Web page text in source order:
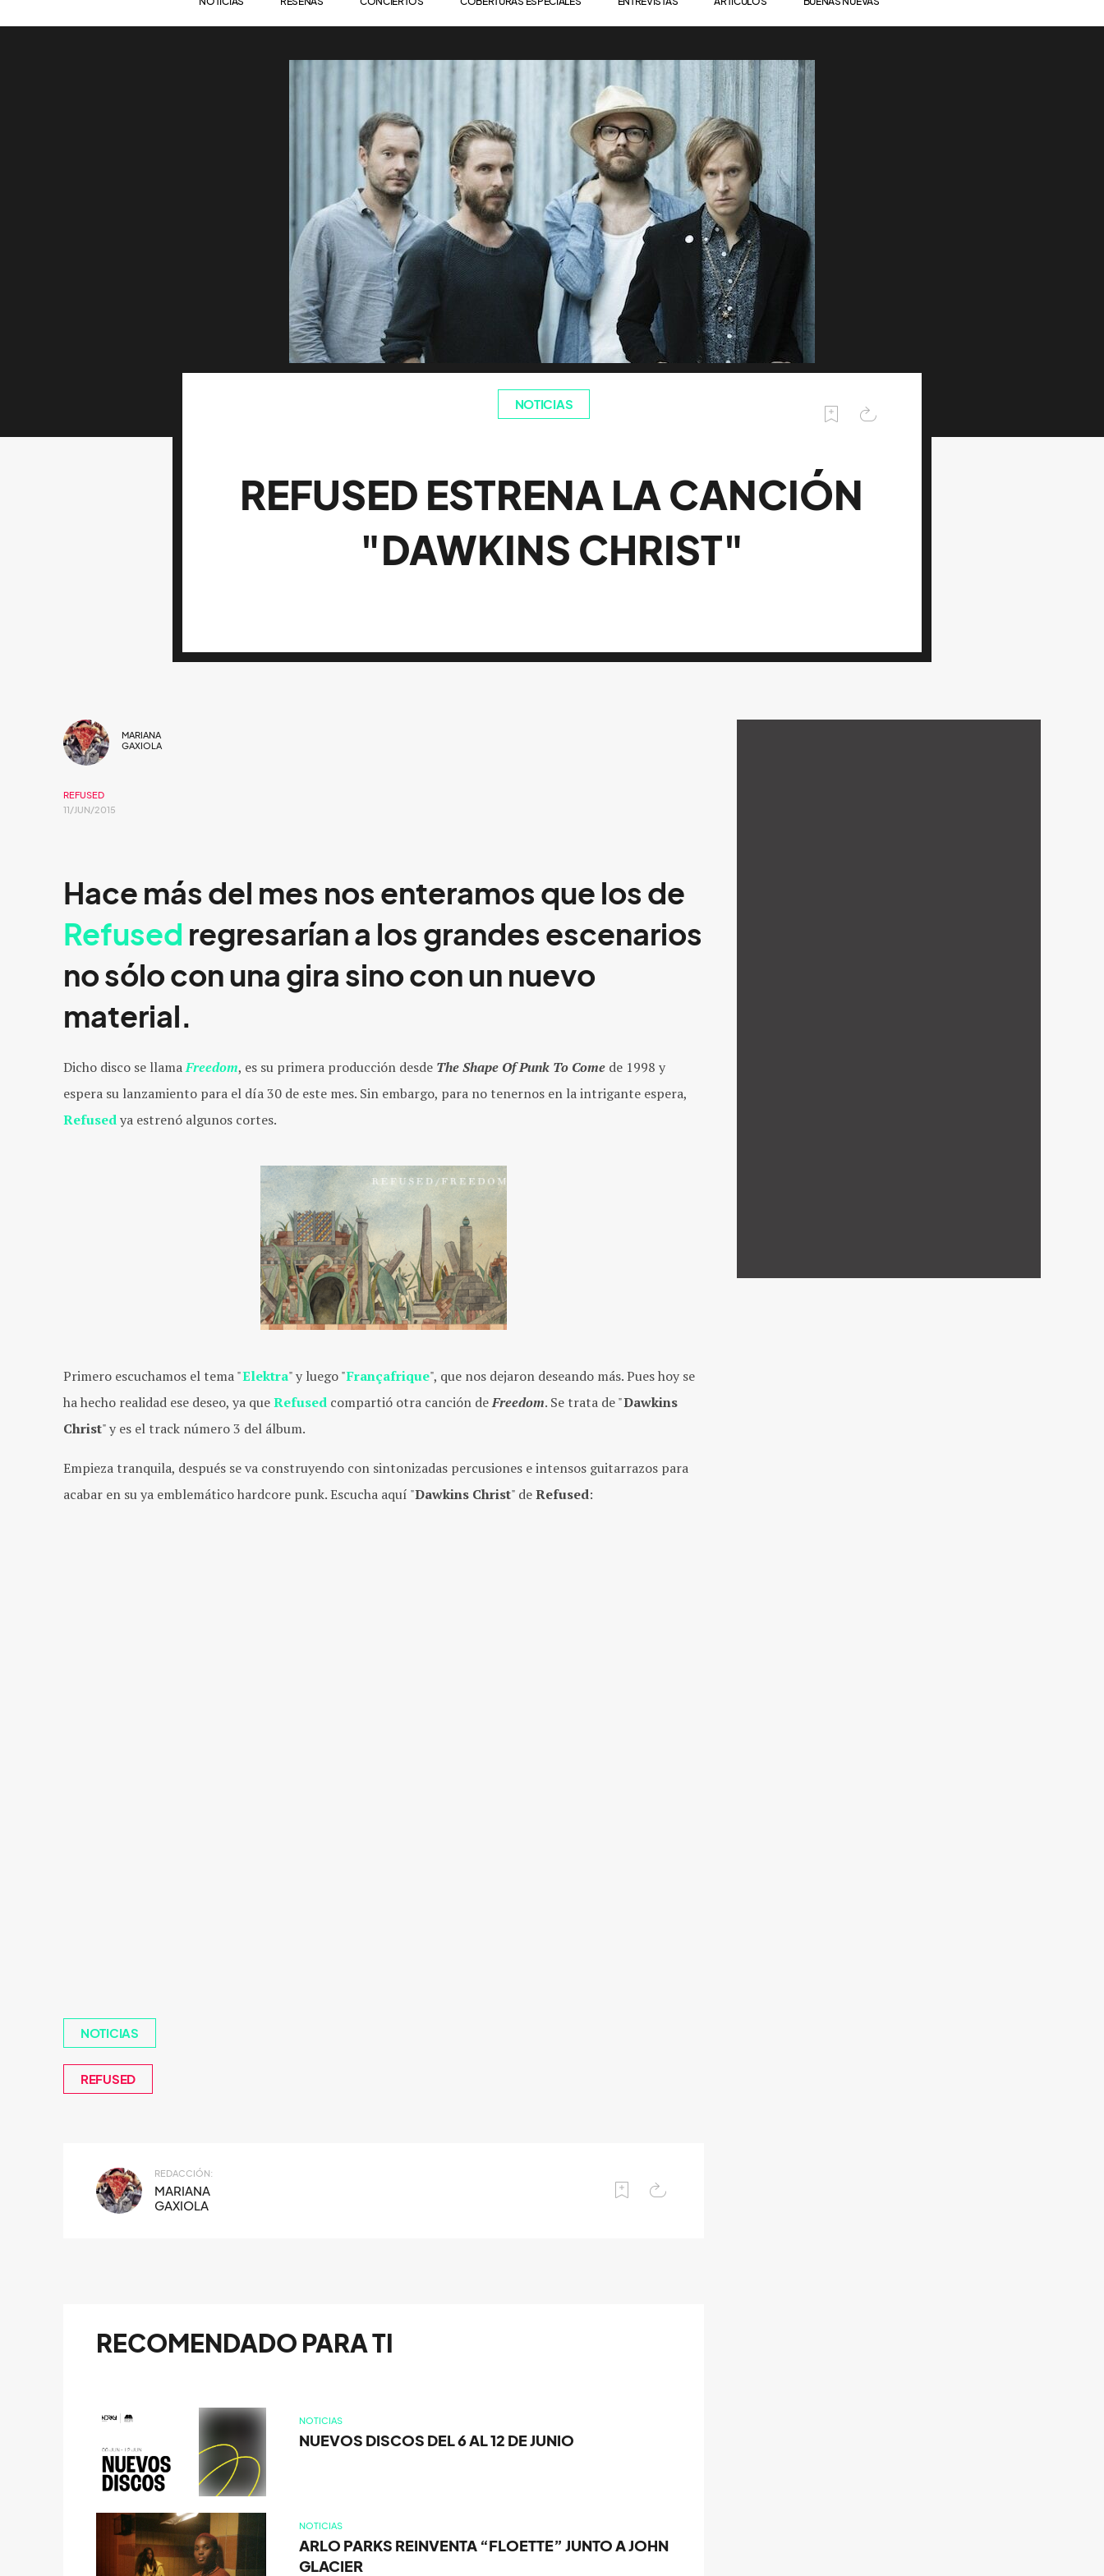
NOTICIAS
REFUSED ESTRENA LA CANCIÓN
"DAWKINS CHRIST"
MARIANA
GAXIOLA
REFUSED
11/JUN/2015
Hace más del mes nos enteramos que los de
Refused regresarían a los grandes escenarios
no sólo con una gira sino con un nuevo
material.
Dicho disco se llamaFreedom, es su primera producción desde The Shape Of Punk To Come de 1998 y
espera su lanzamiento para el día 30 de este mes. Sin embargo, para no tenernos en la intrigante espera,
Refusedya estrenó algunos cortes.
Primero escuchamos el tema "Elektra" y luego "Françafrique", que nos dejaron deseando más. Pues hoy se
ha hecho realidad ese deseo, ya queRefused compartió otra canción deFreedom. Se trata de "Dawkins
Christ" y es el track número 3 del álbum.
Empieza tranquila, después se va construyendo con sintonizadas percusiones e intensos guitarrazos para
acabar en su ya emblemático hardcore punk. Escucha aquí "Dawkins Christ" deRefused:
NOTICIAS
REFUSED
REDACCIÓN:
MARIANA
GAXIOLA
RECOMENDADO PARA TI
NOTICIAS
NUEVOS DISCOS DEL 6 AL 12 DE JUNIO
NOTICIAS
ARLO PARKS REINVENTA “FLOETTE” JUNTO A JOHN
GLACIER